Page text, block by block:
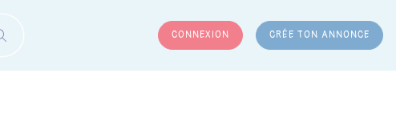
CONNEXION CRÉE TON ANNONCE